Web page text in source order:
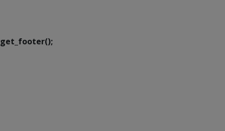
get_footer();